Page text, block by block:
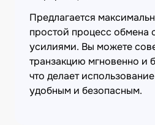
Предлагается
простой процесс обмена
усилиями. Вы можете
транзакцию мгновенно и
что делает
удобным и безопасным.